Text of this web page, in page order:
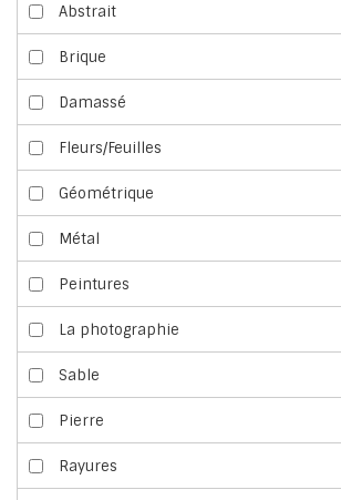
Abstrait
Brique
Damassé
Fleurs/Feuilles
Géométrique
Métal
Peintures
La photographie
Sable
Pierre
Rayures